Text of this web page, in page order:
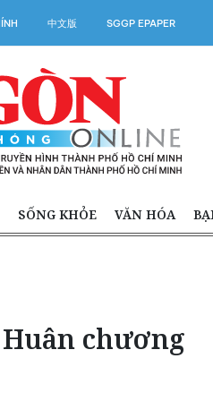
中文版 SGGP EPAPER
SỐNG KHỎE VĂN HÓA
chương